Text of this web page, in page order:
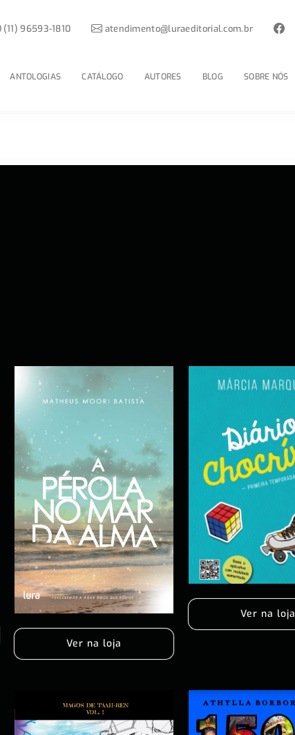
ANTOLOGIAS CATÁLOGO AUTORES BLOG SOBRE NÓS
(11) 96593-1810 atendimento@luraeditorial.com.br
Ver na loja
Ver na loja